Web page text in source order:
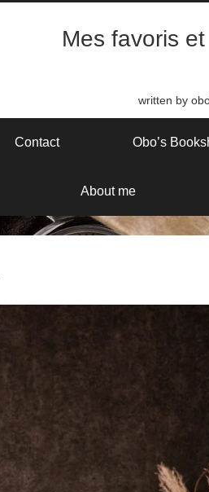
Mes favoris
written by
Contact Obo’s
About me